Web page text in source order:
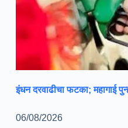
इंधन दरवाढीचा फटका; महागाई
06/08/2026